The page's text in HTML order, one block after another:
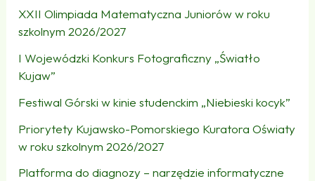
XXII Olimpiada Matematyczna Juniorów w roku
szkolnym 2026/2027
I Wojewódzki Konkurs Fotograficzny „Światło
Kujaw”
Festiwal Górski w kinie studenckim „Niebieski kocyk”
Priorytety Kujawsko-Pomorskiego Kuratora Oświaty
w roku szkolnym 2026/2027
Platforma do diagnozy – narzędzie informatyczne